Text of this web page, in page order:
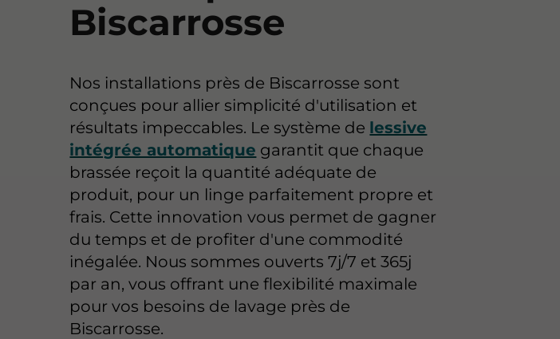
Biscarrosse
Nos installations près de Biscarrosse sont
conçues pour allier simplicité d'utilisation et
résultats impeccables. Le système de lessive
intégrée automatique garantit que chaque
brassée reçoit la quantité adéquate de
produit, pour un linge parfaitement propre et
frais. Cette innovation vous permet de gagner
du temps et de profiter d'une commodité
inégalée. Nous sommes ouverts 7j/7 et 365j
par an, vous offrant une flexibilité maximale
pour vos besoins de lavage près de
Biscarrosse.